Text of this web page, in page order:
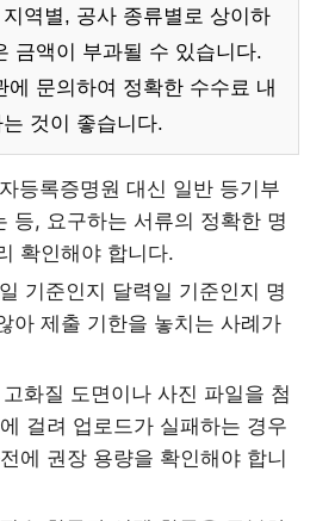
역별, 공사 종류별로 상이하
금액이 부과될 수 있습니다.
에 문의하여 정확한 수수료 내
것이 좋습니다.
등록증명원 대신 일반 등기부
등, 요구하는 서류의 정확한 명
확인해야 합니다.
기준인지 달력일 기준인지 명
아 제출 기한을 놓치는 사례가
고화질 도면이나 사진 파일을 첨
걸려 업로드가 실패하는 경우
에 권장 용량을 확인해야 합니